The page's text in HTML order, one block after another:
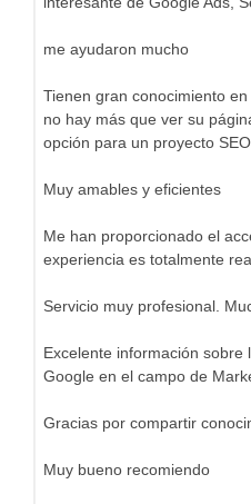
me ayudaron mucho
Tienen gran conocimiento
no hay más que ver su
opción para un proyecto SEO.
Muy amables y eficientes
Me han proporcionado el
experiencia es totalmente
Servicio muy profesional.
Excelente información sobre
Google en el campo de
Gracias por compartir
Muy bueno recomiendo